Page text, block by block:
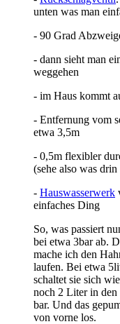
unten was man
- 90 Grad
- dann sieht man
weggehen
- im Haus kommt
- Entfernung vom
etwa 3,5m
- 0,5m flexibler
(sehe also was drin
- Hauswasserwerk
einfaches Ding
So, was passiert
bei etwa 3bar ab.
mache ich den
laufen. Bei etwa
schaltet sie sich
noch 2 Liter in
bar. Und das
von vorne los.